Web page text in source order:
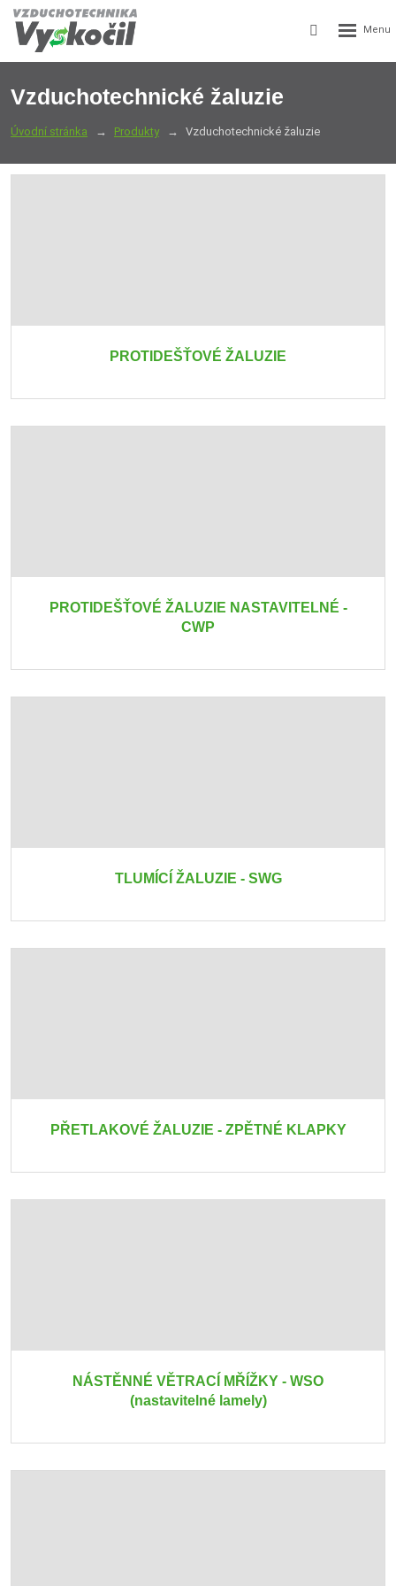
Vyhledávání
Rozbalení
Vzduchotechnické žaluzie
Úvodní stránka Produkty Vzduchotechnické žaluzie
PROTIDEŠŤOVÉ ŽALUZIE
PROTIDEŠŤOVÉ ŽALUZIE NASTAVITELNÉ -
CWP
TLUMÍCÍ ŽALUZIE - SWG
PŘETLAKOVÉ ŽALUZIE - ZPĚTNÉ KLAPKY
NÁSTĚNNÉ VĚTRACÍ MŘÍŽKY - WSO
(nastavitelné lamely)